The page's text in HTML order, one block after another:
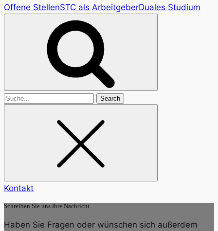
Offene StellenSTC als ArbeitgeberDuales Studium
Search
Kontakt
Schreiben Sie uns Ihre Nachricht
Haben Sie Fragen oder wünschen sich außerdem